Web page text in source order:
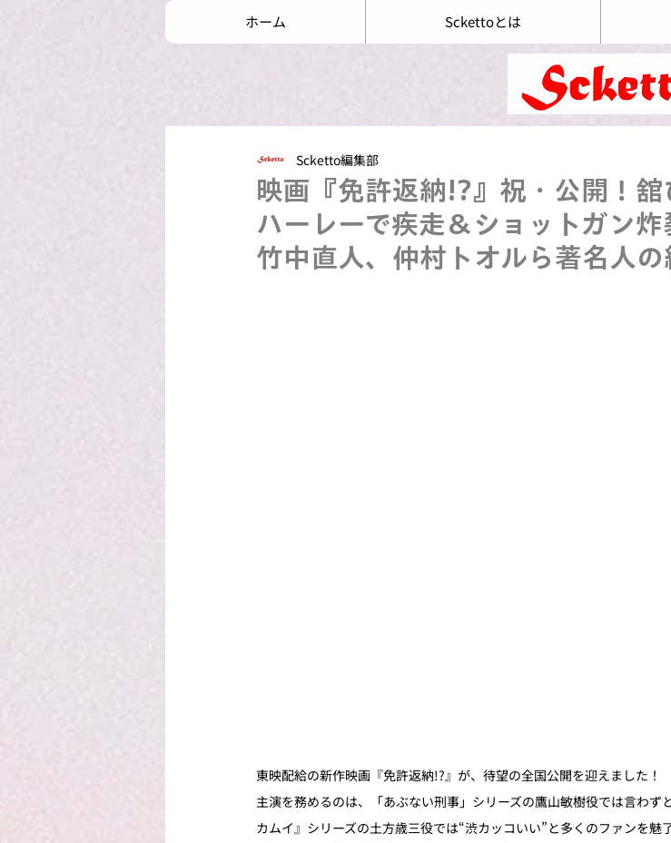
ホーム Sckettoとは
映画『免許返納!?』祝・公開！
ハーレーで疾走＆ショットガン
竹中直人、仲村トオルら著名人
Scketto編集部
東映配給の新作映画『免許返納!?』が、待望の全国公開を迎えました！
主演を務めるのは、「あぶない刑事」シリーズの鷹山敏樹役では言わず
カムイ』シリーズの土方歳三役では“渋カッコいい”と多くのファンを